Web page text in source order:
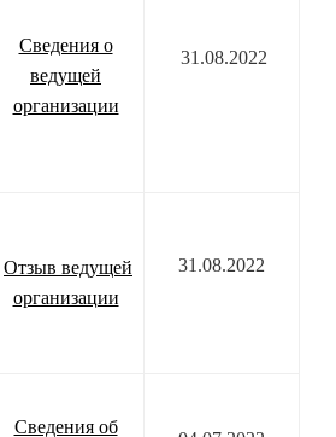
Сведения о
ведущей
организации
31.08.2022
Отзыв ведущей
организации
31.08.2022
Сведения об